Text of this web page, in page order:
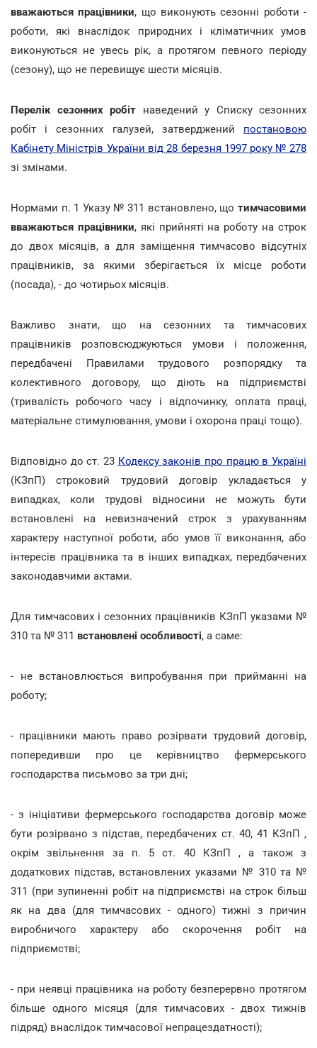
вважаються працівники, що виконують сезонні роботи -
роботи, які внаслідок природних і кліматичних умов
виконуються не увесь рік, а протягом певного періоду
(сезону), що не перевищує шести місяців.
Перелік сезонних робіт наведений у Списку сезонних
робіт і сезонних галузей, затверджений постановою
Кабінету Міністрів України від 28 березня 1997 року № 278
зі змінами.
Нормами п. 1 Указу № 311 встановлено, що тимчасовими
вважаються працівники, які прийняті на роботу на строк
до двох місяців, а для заміщення тимчасово відсутніх
працівників, за якими зберігається їх місце роботи
(посада), - до чотирьох місяців.
Важливо знати, що на сезонних та тимчасових
працівників розповсюджуються умови і положення,
передбачені Правилами трудового розпорядку та
колективного договору, що діють на підприємстві
(тривалість робочого часу і відпочинку, оплата праці,
матеріальне стимулювання, умови і охорона праці тощо).
Відповідно до ст. 23 Кодексу законів про працю в Україні
(КЗпП) строковий трудовий договір укладається у
випадках, коли трудові відносини не можуть бути
встановлені на невизначений строк з урахуванням
характеру наступної роботи, або умов її виконання, або
інтересів працівника та в інших випадках, передбачених
законодавчими актами.
Для тимчасових і сезонних працівників КЗпП указами №
310 та № 311 встановлені особливості, а саме:
- не встановлюється випробування при прийманні на
роботу;
- працівники мають право розірвати трудовий договір,
попередивши про це керівництво фермерського
господарства письмово за три дні;
- з ініціативи фермерського господарства договір може
бути розірвано з підстав, передбачених ст. 40, 41 КЗпП ,
окрім звільнення за п. 5 ст. 40 КЗпП , а також з
додаткових підстав, встановлених указами № 310 та №
311 (при зупиненні робіт на підприємстві на строк більш
як на два (для тимчасових - одного) тижні з причин
виробничого характеру або скорочення робіт на
підприємстві;
- при неявці працівника на роботу безперервно протягом
більше одного місяця (для тимчасових - двох тижнів
підряд) внаслідок тимчасової непрацездатності);